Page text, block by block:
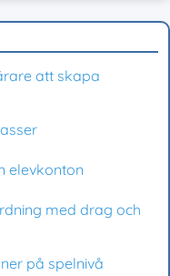
att skapa
elevkonton
med drag och
på spelnivå